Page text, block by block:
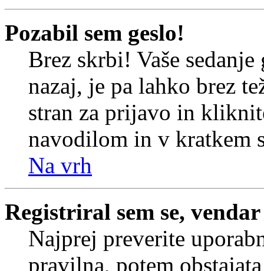
Pozabil sem geslo!
Brez skrbi! Vaše
nazaj, je pa lahko brez
stran za prijavo in
navodilom in v kratkem
Na vrh
Registriral sem se,
Najprej preverite
pravilna, potem